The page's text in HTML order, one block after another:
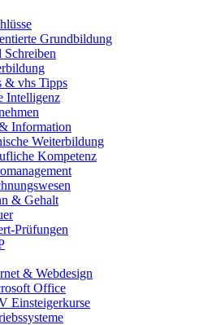
Grundbildung
Schreiben
& vhs Tipps
Intelligenz
Information
Weiterbildung
Kompetenz
& Gehalt
Prüfungen
& Webdesign
Office
Einsteigerkurse